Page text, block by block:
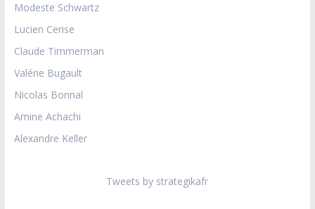
Modeste Schwartz
Lucien Cerise
Claude Timmerman
Valérie Bugault
Nicolas Bonnal
Amine Achachi
Alexandre Keller
Tweets by strategikafr